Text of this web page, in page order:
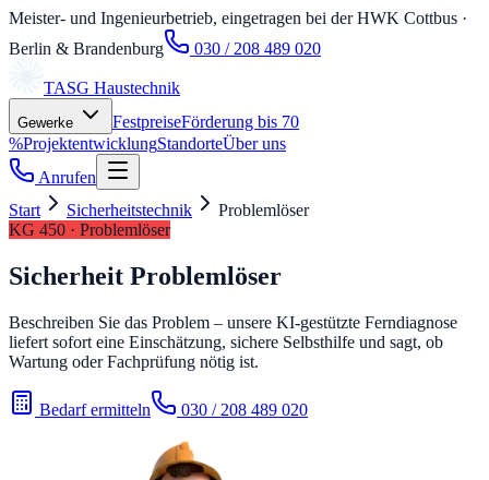
Meister- und Ingenieurbetrieb, eingetragen bei der HWK Cottbus ·
Berlin & Brandenburg
030 / 208 489 020
TASG Haustechnik
Gewerke FestpreiseFörderung bis 70
%ProjektentwicklungStandorteÜber uns
Anrufen
Start
Sicherheitstechnik
Problemlöser
KG 450 · Problemlöser
Sicherheit Problemlöser
Beschreiben Sie das Problem – unsere KI-gestützte Ferndiagnose
liefert sofort eine Einschätzung, sichere Selbsthilfe und sagt, ob
Wartung oder Fachprüfung nötig ist.
Bedarf ermitteln 030 / 208 489 020